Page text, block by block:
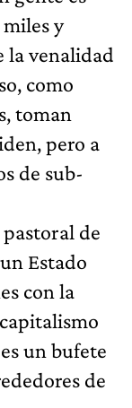
y
la venalidad
como
toman
pero a
de sub-
de
Estado
con la
un bufete
de